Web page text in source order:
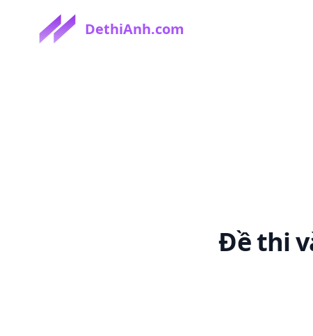
DethiAnh.com
Đề thi